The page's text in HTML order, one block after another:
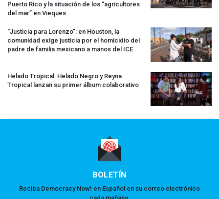
Puerto Rico y la situación de los “agricultores
del mar” en Vieques
“Justicia para Lorenzo”: en Houston, la
comunidad exige justicia por el homicidio del
padre de familia mexicano a manos del ICE
Helado Tropical: Helado Negro y Reyna
Tropical lanzan su primer álbum colaborativo
BOLETÍN
Reciba Democracy Now! en Español en su correo electrónico